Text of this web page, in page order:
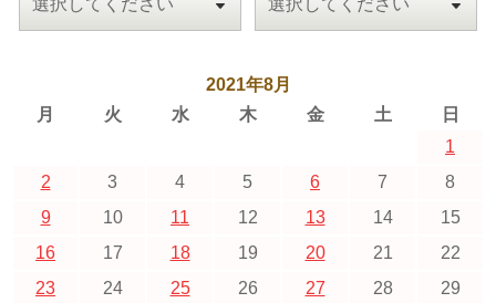
2021年8月
月
火 水 木 金 土 日
1
2
3 4 5 6 7
8
9
10 11 12 13 14
15
16
17 18 19 20 21
22
23
24 25 26 27 28
29